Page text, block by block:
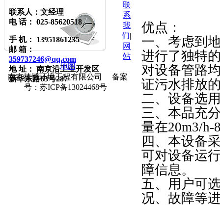
联系人：文经理
电 话： 025-85620518
手 机： 13951861235
邮 箱：
359737246@qq.com
地 址： 南京沿工业开发区
新华东路63号287
优点：
一、考虑到
进行了独特
对设备管路
证污水排放
二、设备选
三、本品充
量在20m3/h-
四、本设备
可对设备运
障信息。
五、用户可
况、故障等
联
系
我
们|
网
站
地图
南京捷博环境工程有限公司 备案
号：苏ICP备13024468号